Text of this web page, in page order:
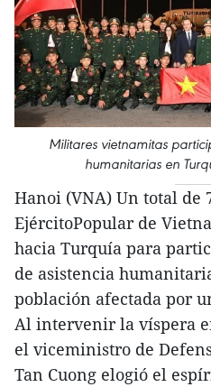
Militares vietnamitas
humanitarias en
Hanoi (VNA) Un total de
EjércitoPopular de
hacia Turquía para
de asistencia
población afectada por
Al intervenir la víspera
el viceministro de
Tan Cuong elogió el